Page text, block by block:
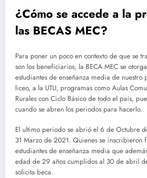
¿Cómo se accede a la
las BECAS MEC?
Para poner un poco en contexto de que se
son los beneficiarios, la BECA MEC se
estudiantes de enseñanza media de nuestro
liceo, a la UTU, programas como Aulas
Rurales con Ciclo Básico de todo el país,
cuando se abren los periodos para hacerlo.
El ultimo periodo se abrió el 6 de Octubre
31 Marzo de 2021. Quienes se inscribieron
estudiantes de enseñanza media que
edad de 29 años cumplidos al 30 de abril
solicita beca.